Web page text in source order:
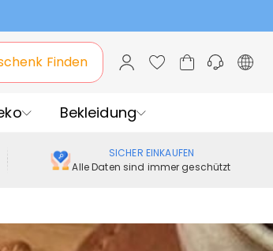
Finden
Bekleidung
SICHER EINKAUFEN
Alle Daten sind immer geschützt